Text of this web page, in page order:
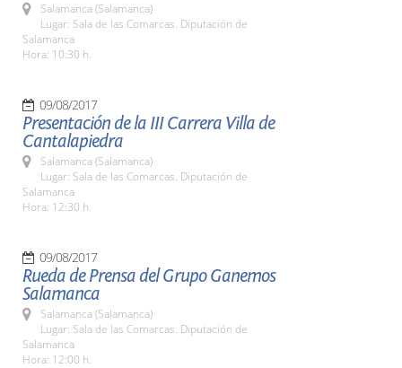
Salamanca (Salamanca)
Lugar: Sala de las Comarcas. Diputación de
Salamanca
Hora: 10:30 h.
09/08/2017
Presentación de la III Carrera Villa de
Cantalapiedra
Salamanca (Salamanca)
Lugar: Sala de las Comarcas. Diputación de
Salamanca
Hora: 12:30 h.
09/08/2017
Rueda de Prensa del Grupo Ganemos
Salamanca
Salamanca (Salamanca)
Lugar: Sala de las Comarcas. Diputación de
Salamanca
Hora: 12:00 h.